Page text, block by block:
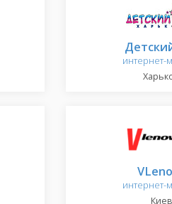
интернет-
интернет-
Киев